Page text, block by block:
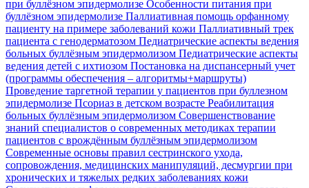
при буллёзном эпидермолизе Особенности питания при
буллёзном эпидермолизе Паллиативная помощь орфанному
пациенту на примере заболеваний кожи Паллиативный трек
пациента с генодерматозом Педиатрические аспекты ведения
больных буллёзным эпидермолизом Педиатрические аспекты
ведения детей с ихтиозом Постановка на диспансерный учет
(программы обеспечения – алгоритмы+маршруты)
Проведение таргетной терапии у пациентов при буллезном
эпидермолизе Псориаз в детском возрасте Реабилитация
больных буллёзным эпидермолизом Совершенствование
знаний специалистов о современных методиках терапии
пациентов с врождённым буллёзным эпидермолизом
Современные основы правил сестринского ухода,
сопровождения, медицинских манипуляций, десмургии при
хронических и тяжелых редких заболеваниях кожи